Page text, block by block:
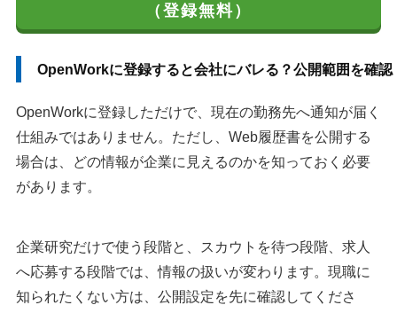
（登録無料）
OpenWorkに登録すると会社にバレる？公開範囲を確認
OpenWorkに登録しただけで、現在の勤務先へ通知が届く
仕組みではありません。ただし、Web履歴書を公開する
場合は、どの情報が企業に見えるのかを知っておく必要
があります。
企業研究だけで使う段階と、スカウトを待つ段階、求人
へ応募する段階では、情報の扱いが変わります。現職に
知られたくない方は、公開設定を先に確認してくださ